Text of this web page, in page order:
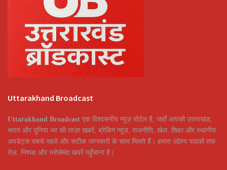
Uttarakhand Broadcast
Uttarakhand Broadcast एक विश्वसनीय न्यूज़ पोर्टल है, जहाँ आपको उत्तराखंड,
भारत और दुनिया भर की ताज़ा खबरें, ब्रेकिंग न्यूज़, राजनीति, खेल, शिक्षा और स्थानीय
अपडेट्स सबसे पहले और सटीक जानकारी के साथ मिलते हैं। हमारा उद्देश्य पाठकों तक
तेज़, निष्पक्ष और भरोसेमंद खबरें पहुँचाना है।